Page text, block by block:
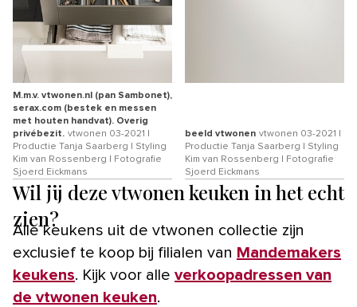
M.m.v. vtwonen.nl (pan Sambonet),
serax.com (bestek en messen
met houten handvat). Overig
privébezit. vtwonen 03-2021 |
Productie Tanja Saarberg | Styling
Kim van Rossenberg | Fotografie
Sjoerd Eickmans
beeld vtwonen vtwonen 03-2021 |
Productie Tanja Saarberg | Styling
Kim van Rossenberg | Fotografie
Sjoerd Eickmans
Wil jij deze vtwonen keuken in het echt
zien?
Alle keukens uit de vtwonen collectie zijn
exclusief te koop bij filialen van Mandemakers
keukens. Kijk voor alle verkoopadressen van
de vtwonen keuken.